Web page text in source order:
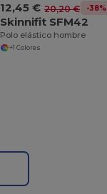
12,45 € 20,20 € -38%
Skinnifit SFM42
Polo elástico hombre
+1 Colores